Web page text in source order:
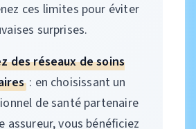
ces limites pour éviter
surprises.
des réseaux de soins
: en choisissant un
de santé partenaire
assureur, vous bénéficiez